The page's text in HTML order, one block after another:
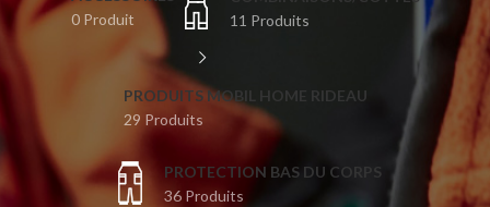
0 Produit
11 Produits
PRODUITS MOBIL HOME RIDEAU
29 Produits
PROTECTION BAS DU CORPS
36 Produits